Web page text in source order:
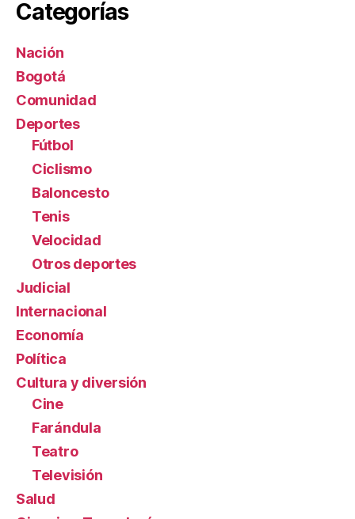
Categorías
Nación
Bogotá
Comunidad
Deportes
Fútbol
Ciclismo
Baloncesto
Tenis
Velocidad
Otros deportes
Judicial
Internacional
Economía
Política
Cultura y diversión
Cine
Farándula
Teatro
Televisión
Salud